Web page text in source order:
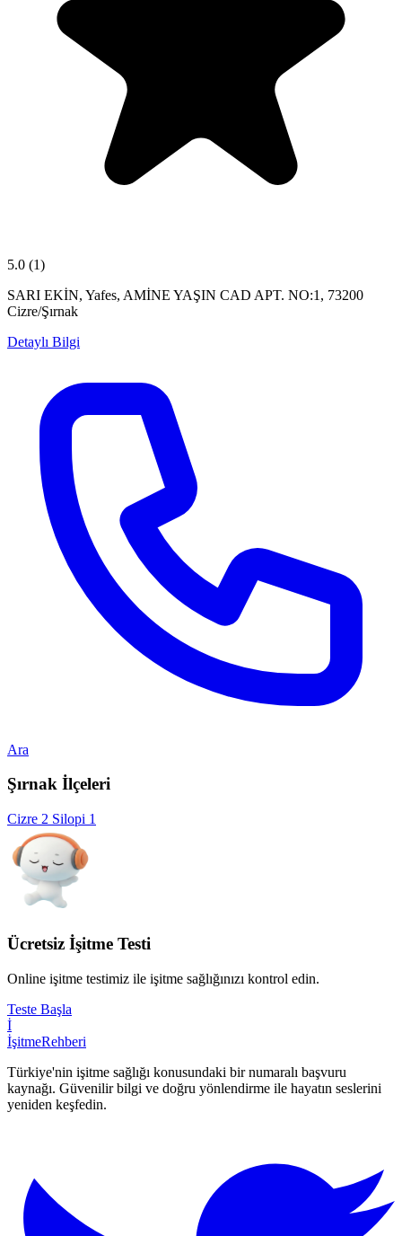
5.0 (1)
SARI EKİN, Yafes, AMİNE YAŞIN CAD APT. NO:1, 73200
Cizre/Şırnak
Detaylı Bilgi
Ara
Şırnak İlçeleri
Cizre 2 Silopi 1
Ücretsiz İşitme Testi
Online işitme testimiz ile işitme sağlığınızı kontrol edin.
Teste Başla
İ
İşitmeRehberi
Türkiye'nin işitme sağlığı konusundaki bir numaralı başvuru
kaynağı. Güvenilir bilgi ve doğru yönlendirme ile hayatın seslerini
yeniden keşfedin.